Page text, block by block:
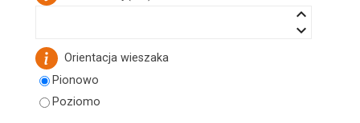
keyboard_arrow_up
keyboard_arrow_down
Orientacja wieszaka
Pionowo
Poziomo